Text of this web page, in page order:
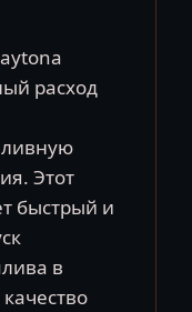
расход
Этот
быстрый и
в